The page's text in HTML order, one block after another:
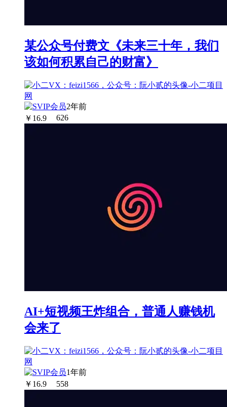
某公众号付费文《未来三十年，我们
该如何积累自己的财富》
2年前
￥ 16.9 626
AI+短视频王炸组合，普通人赚钱机
会来了
1年前
￥ 16.9 558